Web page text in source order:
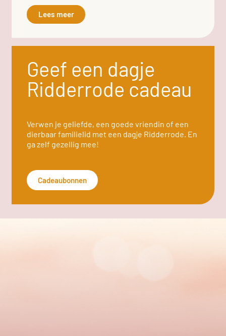
Lees meer
Geef een dagje
Ridderrode cadeau
Verwen je geliefde, een goede vriendin of een
dierbaar familielid met een dagje Ridderrode. En
ga zelf gezellig mee!
Cadeaubonnen